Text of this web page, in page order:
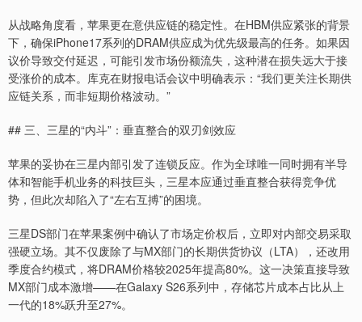
从战略角度看，苹果更在意供应链的稳定性。在HBM供应紧张的背景
下，确保iPhone17系列的DRAM供应成为优先级最高的任务。如果因
议价导致交付延迟，可能引发市场份额流失，这种潜在损失远大于接
受涨价的成本。库克在财报电话会议中明确表示：“我们更关注长期供
应链关系，而非短期价格波动。”
## 三、三星的“内斗”：垂直整合的双刃剑效应
苹果的妥协在三星内部引发了连锁反应。作为全球唯一同时拥有半导
体和智能手机业务的科技巨头，三星本应通过垂直整合获得竞争优
势，但此次却陷入了“左右互搏”的困境。
三星DS部门在苹果案例中确认了市场定价权后，立即对内部交易采取
强硬立场。其不仅废除了与MX部门的长期供货协议（LTA），还改用
季度合约模式，将DRAM价格较2025年提高80%。这一决策直接导致
MX部门成本激增——在Galaxy S26系列中，存储芯片成本占比从上
一代的18%跃升至27%。